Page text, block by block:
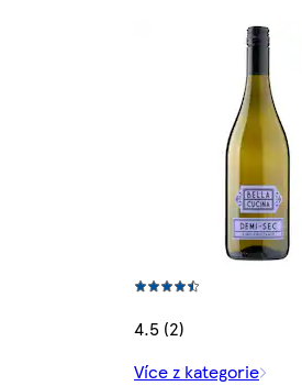
4.5 (2)
Více z kategorie